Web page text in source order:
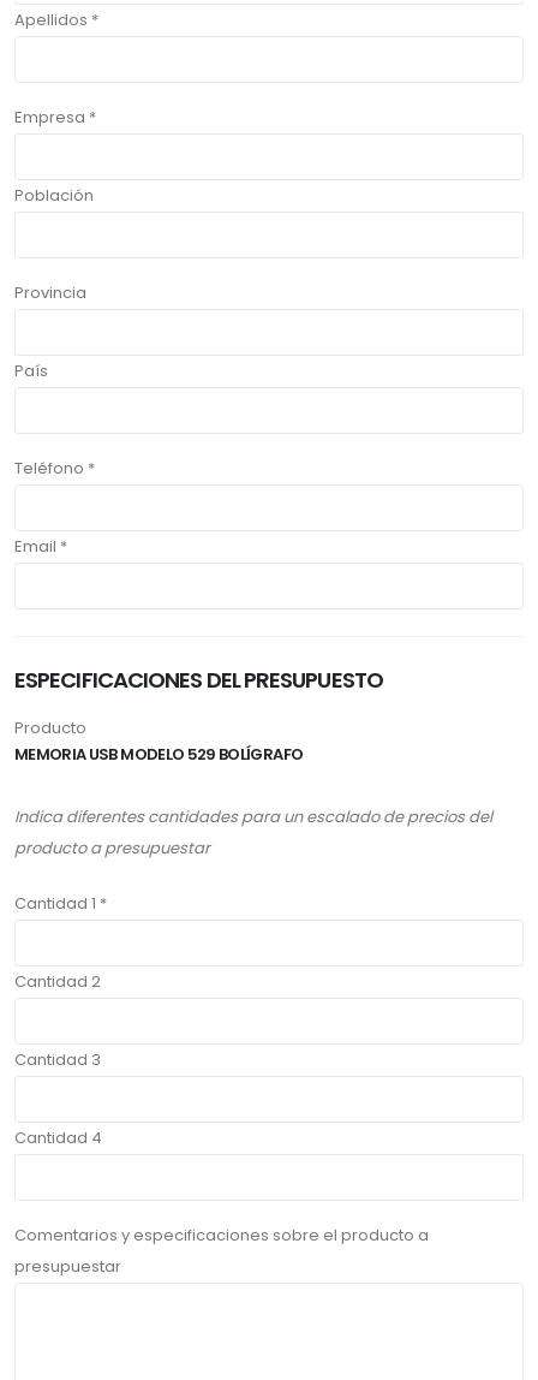
Apellidos *
Empresa *
Población
Provincia
País
Teléfono *
Email *
ESPECIFICACIONES DEL PRESUPUESTO
Producto
MEMORIA USB MODELO 529 BOLÍGRAFO
Indica diferentes cantidades para un escalado de precios del
producto a presupuestar
Cantidad 1 *
Cantidad 2
Cantidad 3
Cantidad 4
Comentarios y especificaciones sobre el producto a
presupuestar